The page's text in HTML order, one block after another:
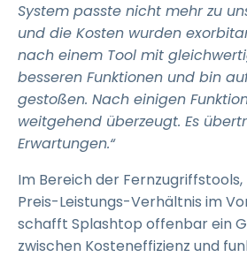
System passte nicht mehr zu
und die Kosten wurden
nach einem Tool mit
besseren Funktionen und bin
gestoßen. Nach einigen
weitgehend überzeugt. Es
Erwartungen.“
Im Bereich der
Preis-Leistungs-Verhältnis im
schafft Splashtop offenbar ein
zwischen Kosteneffizienz und